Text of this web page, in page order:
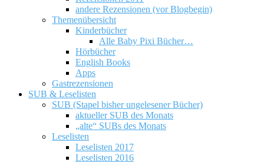
andere Rezensionen (vor Blogbegin)
Themenübersicht
Kinderbücher
Alle Baby Pixi Bücher…
Hörbücher
English Books
Apps
Gastrezensionen
SUB & Leselisten
SUB (Stapel bisher ungelesener Bücher)
aktueller SUB des Monats
„alte“ SUBs des Monats
Leselisten
Leselisten 2017
Leselisten 2016